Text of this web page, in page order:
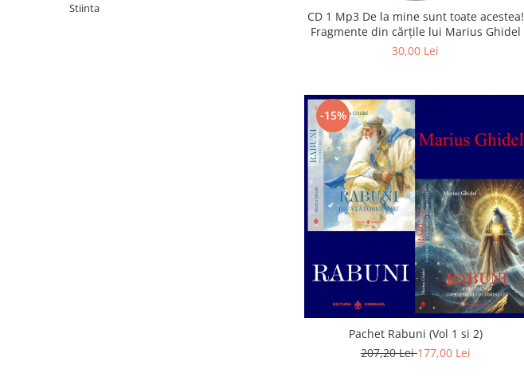
Stiinta
CD 1 Mp3 De la mine sunt toate acestea!
Fragmente din cărțile lui Marius Ghidel
30,00 Lei
-15%
Pachet Rabuni (Vol 1 si 2)
207,20 Lei177,00 Lei